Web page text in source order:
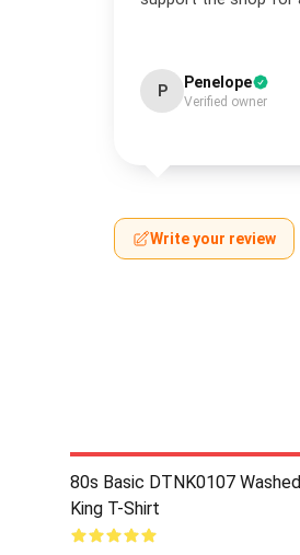
P Penelope
Verified owner
Write your review
80s Basic DTNK0107
King T-Shirt